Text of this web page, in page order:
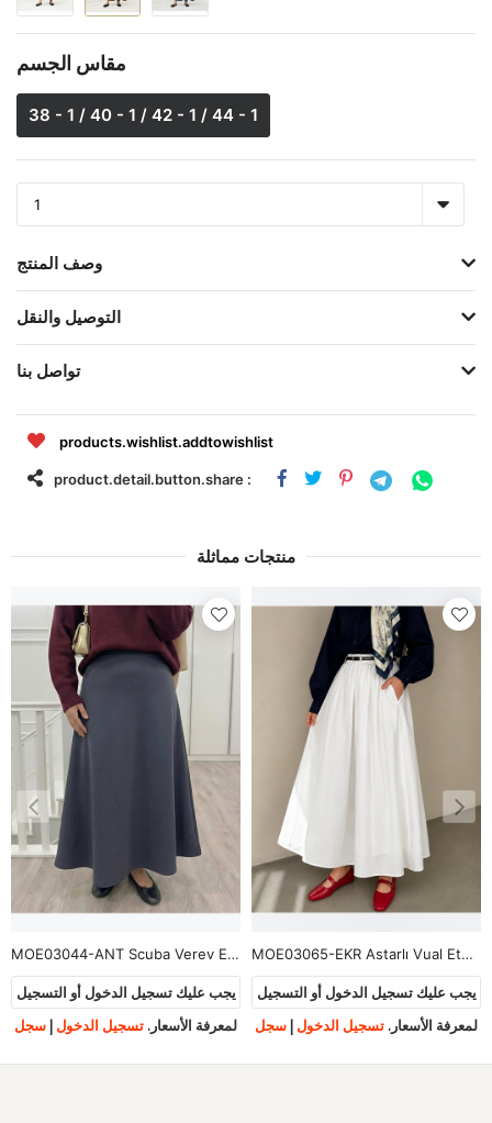
مقاس الجسم
38 - 1 / 40 - 1 / 42 - 1 / 44 - 1
وصف المنتج
التوصيل والنقل
تواصل بنا
products.wishlist.addtowishlist
product.detail.button.share :
منتجات مماثلة
MOE03044-ANT Scuba Verev Etek-Antrasit
يجب عليك تسجيل الدخول أو التسجيل
لمعرفة الأسعار. تسجيل الدخول | سجل
MOE03065-EKR Astarlı Vual Etek-Ekru
يجب عليك تسجيل الدخول أو التسجيل
لمعرفة الأسعار. تسجيل الدخول | سجل